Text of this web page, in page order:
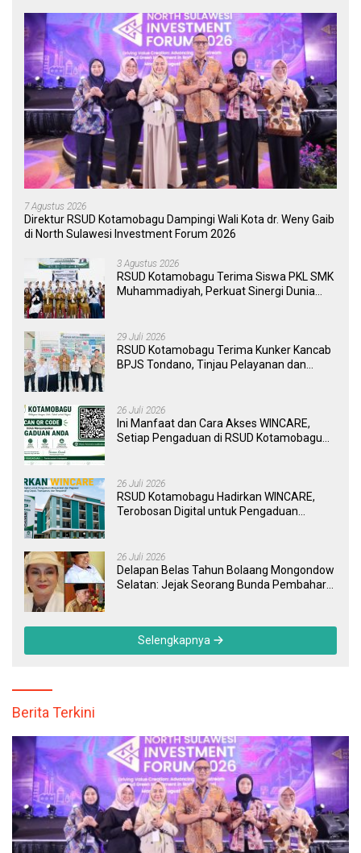
7 Agustus 2026
Direktur RSUD Kotamobagu Dampingi Wali Kota dr. Weny Gaib
di North Sulawesi Investment Forum 2026
3 Agustus 2026
RSUD Kotamobagu Terima Siswa PKL SMK
Muhammadiyah, Perkuat Sinergi Dunia
29 Juli 2026
RSUD Kotamobagu Terima Kunker Kancab
BPJS Tondano, Tinjau Pelayanan dan
26 Juli 2026
Ini Manfaat dan Cara Akses WINCARE,
Setiap Pengaduan di RSUD Kotamobagu
26 Juli 2026
RSUD Kotamobagu Hadirkan WINCARE,
Terobosan Digital untuk Pengaduan
26 Juli 2026
Delapan Belas Tahun Bolaang Mongondow
Selatan: Jejak Seorang Bunda Pembaharu
Selengkapnya
Berita Terkini